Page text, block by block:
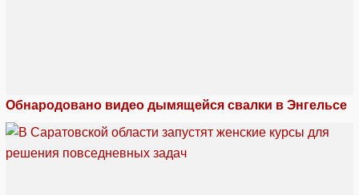
Обнародовано видео дымящейся свалки в Энгельсе